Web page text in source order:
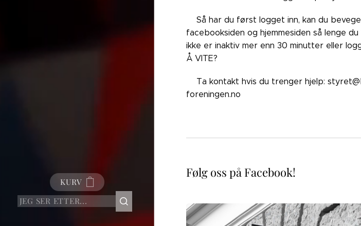
KURV
👉🏼Så har du først logget inn, kan du
facebooksiden og hjemmesiden så lenge
ikke er inaktiv mer enn 30 minutter eller
Å VITE?
👉🏼Ta kontakt hvis du trenger hjelp:
foreningen.no
Følg oss på Facebook!